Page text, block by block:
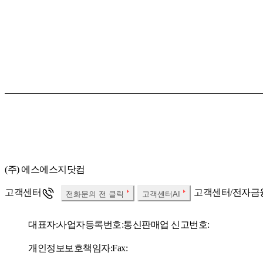
(주) 에스에스지닷컴
고객센터 전화문의 전 클릭 고객센터AI 고객센터/전자금
대표자:사업자등록번호:통신판매업 신고번호:
개인정보보호책임자:Fax: